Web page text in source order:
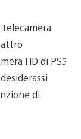
HD di PS5
di